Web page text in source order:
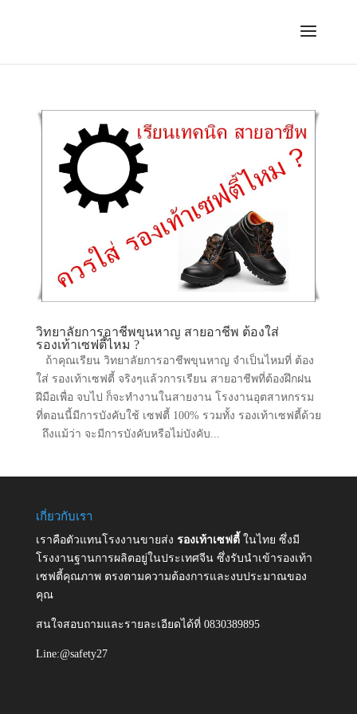
วิทยาลัยการอาชีพขุนหาญ สายอาชีพ ต้องใส่
รองเท้าเซฟตี้ไหม ?
ถ้าคุณเรียน วิทยาลัยการอาชีพขุนหาญ จำเป็นไหมที่ ต้อง
ใส่ รองเท้าเซฟตี้ จริงๆแล้วการเรียน สายอาชีพที่ต้องฝึกฝน
ฝีมือเพื่อ จบไป ก็จะทำงานในสายงาน โรงงานอุตสาหกรรม
ที่ตอนนี้มีการบังคับใช้ เซฟตี้ 100% รวมทั้ง รองเท้าเซฟตี้ด้วย
ถึงแม้ว่า จะมีการบังคับหรือไม่บังคับ...
เกี่ยวกับเรา
เราคือตัวแทนโรงงานขายส่ง รองเท้าเซฟตี้ ในไทย ซึ่งมี
โรงงานฐานการผลิตอยู่ในประเทศจีน ซึ่งรับนำเข้ารองเท้า
เซฟตี้คุณภาพ ตรงตามความต้องการและงบประมาณของ
คุณ
สนใจสอบถามและรายละเอียดได้ที่ 0830389895
Line:@safety27